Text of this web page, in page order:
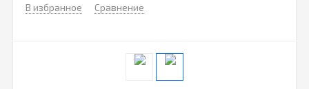
В избранное Сравнение